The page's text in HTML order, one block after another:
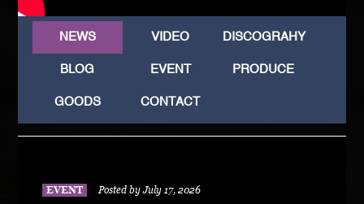
NEWS VIDEO DISCOGRAHY
BLOG EVENT PRODUCE
GOODS CONTACT
EVENT Posted by July 17, 2026